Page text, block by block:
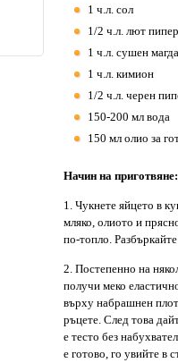
1 ч.л. сол
1/2 ч.л. лют
1 ч.л. сушен
1 ч.л. кимион
1/2 ч.л. черен
150-200 мл вода
150 мл олио за
Начин на приготвяне:
1. Чукнете яйцето в
мляко, олиото и
по-топло.
2. Постепенно на
получи меко
върху набрашнен
ръцете. След това
е тесто без
е готово, го увийте в